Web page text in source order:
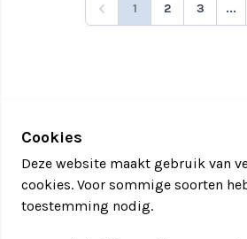
1 2 3 ...
Cookies
Deze website maakt gebruik van
cookies. Voor sommige soorten
toestemming nodig.